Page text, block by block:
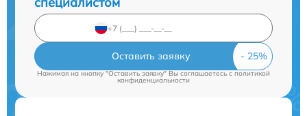
Оставить заявку
Нажимая на кнопку "Оставить заявку" Вы соглашаетесь cполитикой
конфиденциальности